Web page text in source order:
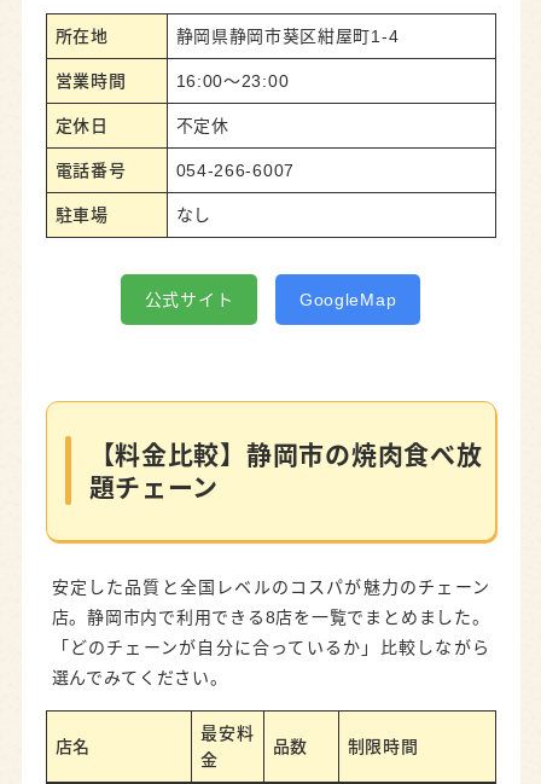
所在地 静岡県静岡市葵区紺屋町1-4
営業時間 16:00～23:00
定休日 不定休
電話番号 054-266-6007
駐車場 なし
公式サイト GoogleMap
【料金比較】静岡市の焼肉食べ放
題チェーン
安定した品質と全国レベルのコスパが魅力のチェーン
店。静岡市内で利用できる8店を一覧でまとめました。
「どのチェーンが自分に合っているか」比較しながら
選んでみてください。
店名
最安料
金
品数 制限時間